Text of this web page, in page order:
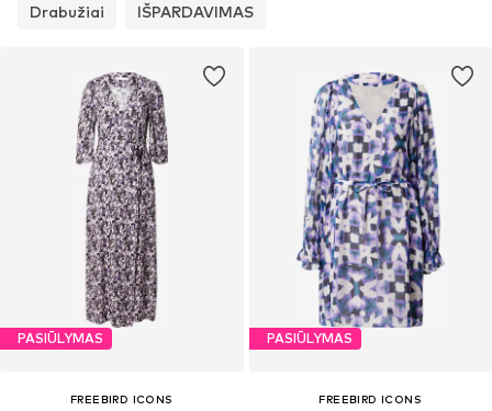
Drabužiai IŠPARDAVIMAS
PASIŪLYMAS
FREEBIRD ICONS
PASIŪLYMAS
FREEBIRD ICONS